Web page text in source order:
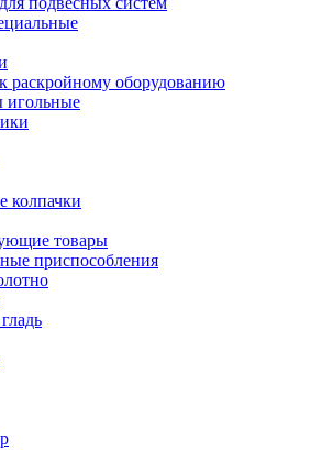
раскройному оборудованию
игольные
колпачки
товары
приспособления